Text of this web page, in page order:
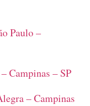
Paulo –
Campinas – SP
– Campinas